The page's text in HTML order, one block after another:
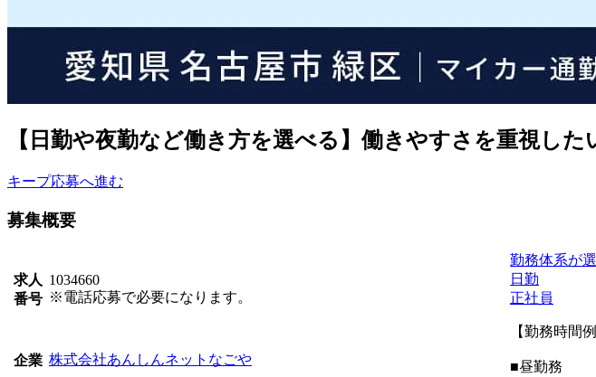
【日勤や夜勤など働き方を選べる】働きやすさを重視し
キープ応募へ進む
募集概要
求人
番号
1034660
※電話応募で必要になります。
企業 株式会社あんしんネットなごや
勤務体系が
日勤
正社員
【勤務時間
■昼勤務